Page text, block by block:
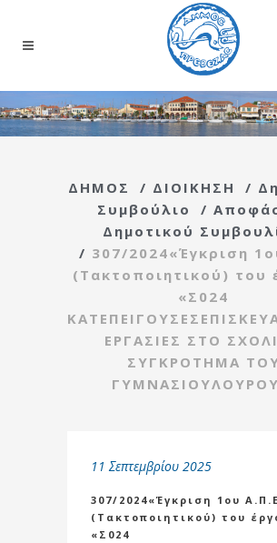
ΔΗΜΟΣ / ΔΙΟΙΚΗΣΗ /
Συμβούλιο
/
Δημοτικού
/ 307/2024«Έγκριση
(Τακτοποιητικού) του
«Σ024
ΕΡΓΑΣΙΕΣ ΣΤΟ
ΣΥΓΚΡΟΤΗΜΑ
11 Σεπτεμβρίου 2025
307/2024«Έγκριση 1ου Α.Π.Ε
(Τακτοποιητικού) του
«Σ024